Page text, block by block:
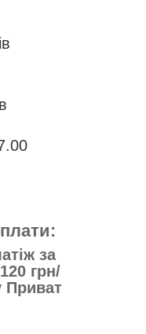
за
грн/
Приват